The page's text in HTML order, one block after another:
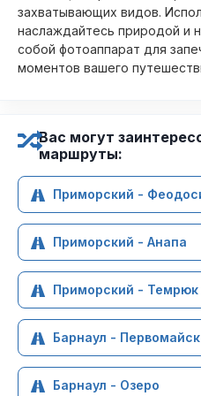
захватывающих видов.
наслаждайтесь природой и
собой фотоаппарат для
моментов вашего
Вас могут
маршруты:
Приморский -
Приморский - Анапа
Приморский - Темрюк
Барнаул -
Барнаул - Озеро